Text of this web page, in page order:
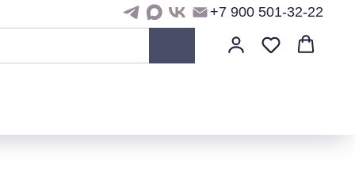
+7 900 501-32-22